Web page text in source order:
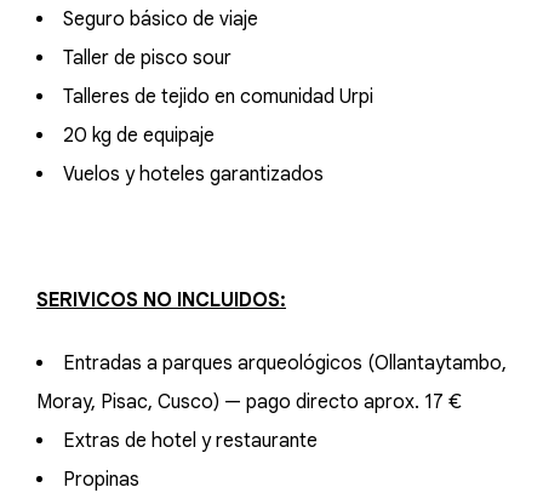
Seguro básico de viaje
Taller de pisco sour
Talleres de tejido en comunidad Urpi
20 kg de equipaje
Vuelos y hoteles garantizados
SERIVICOS NO INCLUIDOS:
Entradas a parques arqueológicos (Ollantaytambo,
Moray, Pisac, Cusco) — pago directo aprox. 17 €
Extras de hotel y restaurante
Propinas